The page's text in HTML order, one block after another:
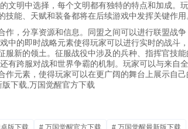
文明中选择，每个文明都有独特的特点和加成。
能、天赋和装备都将在后续游戏中发挥关键作用
作，分享资源和信息。同盟之间可以进行联盟战
中的即时战略元素使得玩家可以进行实时的战斗
新的领土。征服战役中涉及的兵种、指挥官技
有跨服对战和世界争霸的机制。玩家可以与来自
元素，使得玩家可以在更广阔的舞台上展示自
下载,万国觉醒官方下载
版下载 # 万国觉醒官方下载 # 万国觉醒最新版下载